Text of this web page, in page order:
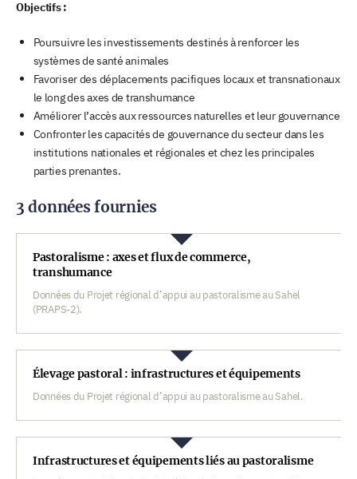
Objectifs :
Poursuivre les investissements destinés à renforcer les
systèmes de santé animales
Favoriser des déplacements pacifiques locaux et transnationaux
le long des axes de transhumance
Améliorer l’accès aux ressources naturelles et leur gouvernance
Confronter les capacités de gouvernance du secteur dans les
institutions nationales et régionales et chez les principales
parties prenantes.
3 données fournies
Pastoralisme : axes et flux de commerce,
transhumance
Données du Projet régional d’appui au pastoralisme au Sahel
(PRAPS-2).
Élevage pastoral : infrastructures et équipements
Données du Projet régional d’appui au pastoralisme au Sahel.
Infrastructures et équipements liés au pastoralisme